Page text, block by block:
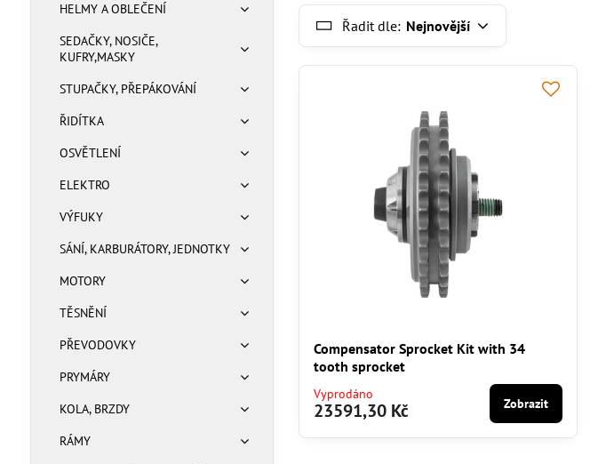
Řadit dle: Nejnovější
Compensator Sprocket Kit with 34
tooth sprocket
Vyprodáno
23591,30 Kč Zobrazit
HELMY A OBLEČENÍ
SEDAČKY, NOSIČE,
KUFRY,MASKY
STUPAČKY, PŘEPÁKOVÁNÍ
ŘIDÍTKA
OSVĚTLENÍ
ELEKTRO
VÝFUKY
SÁNÍ, KARBURÁTORY, JEDNOTKY
MOTORY
TĚSNĚNÍ
PŘEVODOVKY
PRYMÁRY
KOLA, BRZDY
RÁMY